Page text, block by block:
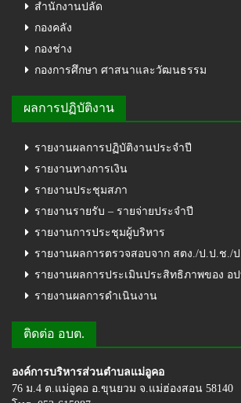
สำนักงานปลัด
กองคลัง
กองช่าง
กองการศึกษา ศาสนาและวัฒนธรรม
ผลการปฏิบัติงาน
รายงานผลการปฏิบัติงานประจำปี
รายงานทางการเงิน
รายงานประชุมสภา
รายงานรายรับ – รายจ่ายประจำปี
รายงานการประชุมผู้บริหาร
รายงานผลการตรวจสอบจาก สตง./ป.ป.ช./
รายงานผลการประเมินประสิทธิภาพของ อป
รายงานผลการดำเนินงาน
ติดต่อ อบต.
องค์การบริหารส่วนตำบลแม่อูคอ
76 ม.4 ต.แม่อูคอ อ.ขุนยวม จ.แม่ฮ่องสอน 58140